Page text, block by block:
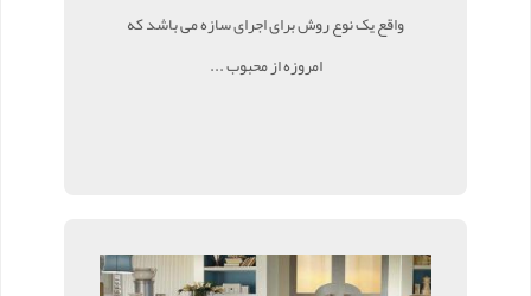
واقع یک نوع روش برای اجرای سازه می باشد که
امروزه از محبوب ...